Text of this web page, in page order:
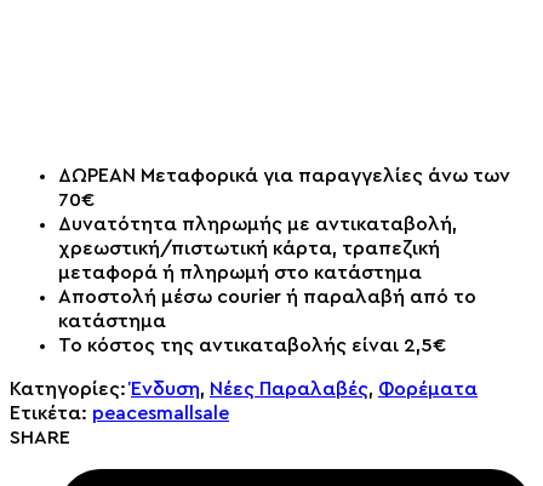
ΔΩΡΕΑΝ Μεταφορικά για παραγγελίες άνω των
70€
Δυνατότητα πληρωμής με αντικαταβολή,
χρεωστική/πιστωτική κάρτα, τραπεζική
μεταφορά ή πληρωμή στο κατάστημα
Αποστολή μέσω courier ή παραλαβή από το
κατάστημα
Το κόστος της αντικαταβολής είναι 2,5€
Κατηγορίες:Ένδυση, Νέες Παραλαβές, Φορέματα
Ετικέτα: peacesmallsale
SHARE